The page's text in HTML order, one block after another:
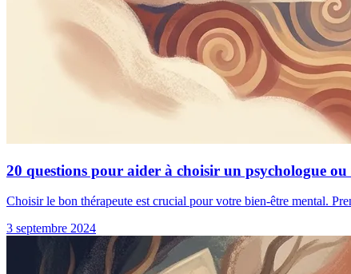
20 questions pour aider à choisir un psychologue
Choisir le bon thérapeute est crucial pour votre bien-être mental.
3 septembre 2024